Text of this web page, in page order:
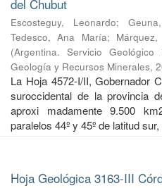
del Chubut
Escosteguy, Leonardo;
Tedesco, Ana María;
(Argentina. Servicio
Geología y Recursos Minerales,
La Hoja 4572-I/II, Gobernador
suroccidental de la provincia
aproxi madamente 9.500
paralelos 44º y 45º de latitud
Hoja Geológica 3163-III